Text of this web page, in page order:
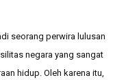
seorang perwira lulusan
negara yang sangat
hidup. Oleh karena itu,